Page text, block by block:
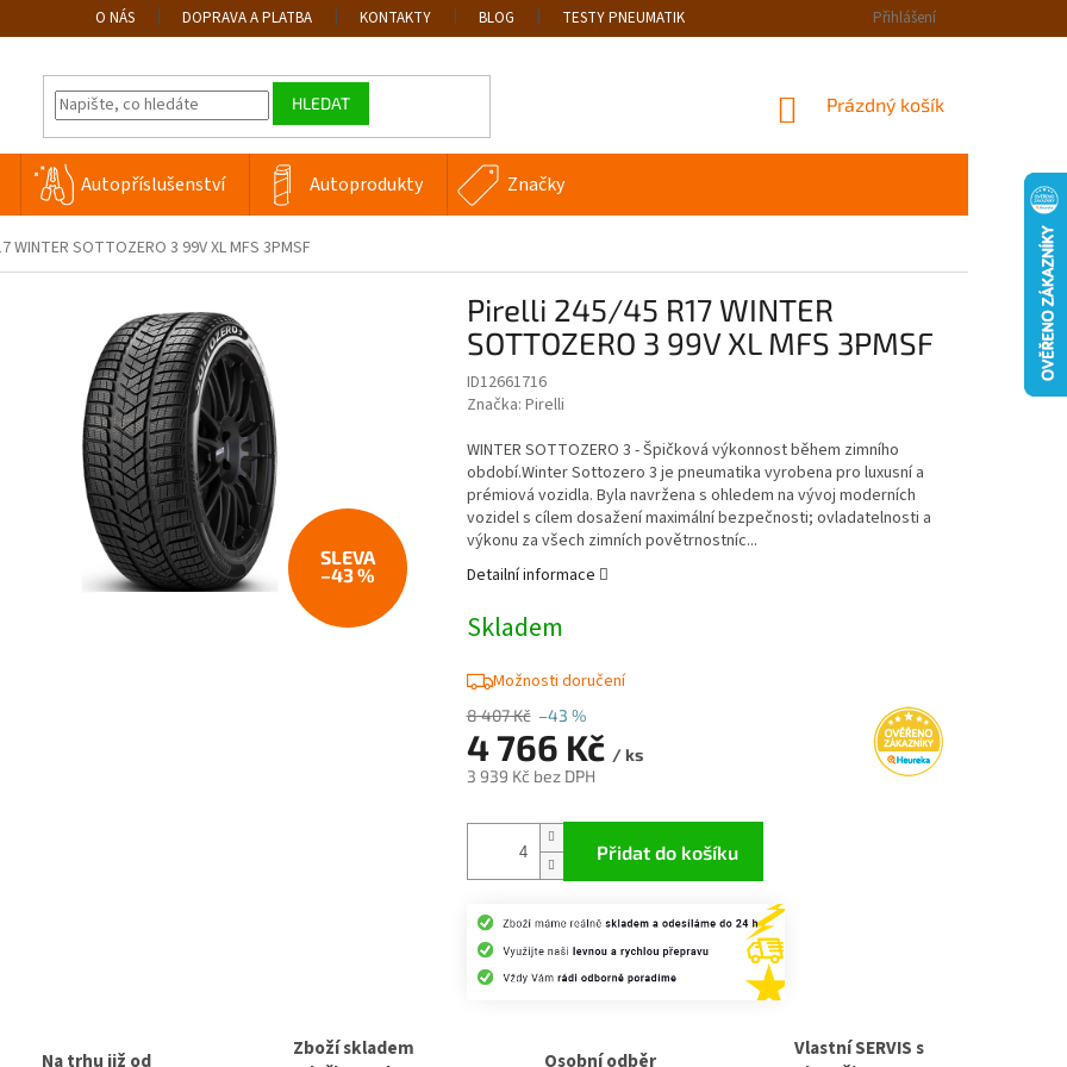
O NÁS DOPRAVA A PLATBA KONTAKTY BLOG TESTY PNEUMATIK Přihlášení
HLEDAT
NÁKUPNÍ
Prázdný košík
Autopříslušenství Autoprodukty Značky
WINTER SOTTOZERO 3 99V XL MFS 3PMSF
–43 %
Pirelli 245/45 R17 WINTER
SOTTOZERO 3 99V XL MFS 3PMSF
ID12661716
Značka: Pirelli
8 407 Kč –43 %
4 766 Kč / ks
3 939 Kč bez DPH
Skladem
Možnosti doručení
Přidat do košíku
WINTER SOTTOZERO 3 - Špičková výkonnost během zimního
období.Winter Sottozero 3 je pneumatika vyrobena pro luxusní a
prémiová vozidla. Byla navržena s ohledem na vývoj moderních
vozidel s cílem dosažení maximální bezpečnosti; ovladatelnosti a
výkonu za všech zimních povětrnostníc...
Detailní informace
Na trhu již od
Zboží skladem
Osobní odběr
Vlastní SERVIS s